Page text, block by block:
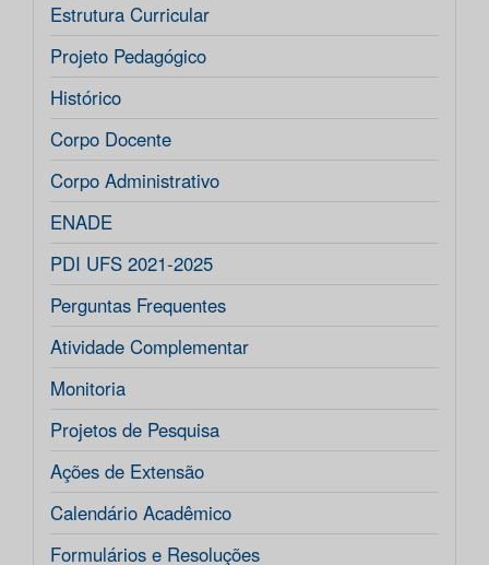
Estrutura Curricular
Projeto Pedagógico
Histórico
Corpo Docente
Corpo Administrativo
ENADE
PDI UFS 2021-2025
Perguntas Frequentes
Atividade Complementar
Monitoria
Projetos de Pesquisa
Ações de Extensão
Calendário Acadêmico
Formulários e Resoluções